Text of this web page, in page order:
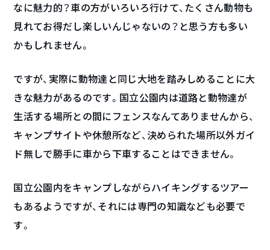
なに魅力的？車の方がいろいろ行けて、たくさん動物も
見れてお得だし楽しいんじゃないの？と思う方も多い
かもしれません。
ですが、実際に動物達と同じ大地を踏みしめることに大
きな魅力があるのです。国立公園内は道路と動物達が
生活する場所との間にフェンスなんてありませんから、
キャンプサイトや休憩所など、決められた場所以外ガイ
ド無しで勝手に車から下車することはできません。
国立公園内をキャンプしながらハイキングするツアー
もあるようですが、それには専門の知識なども必要で
す。